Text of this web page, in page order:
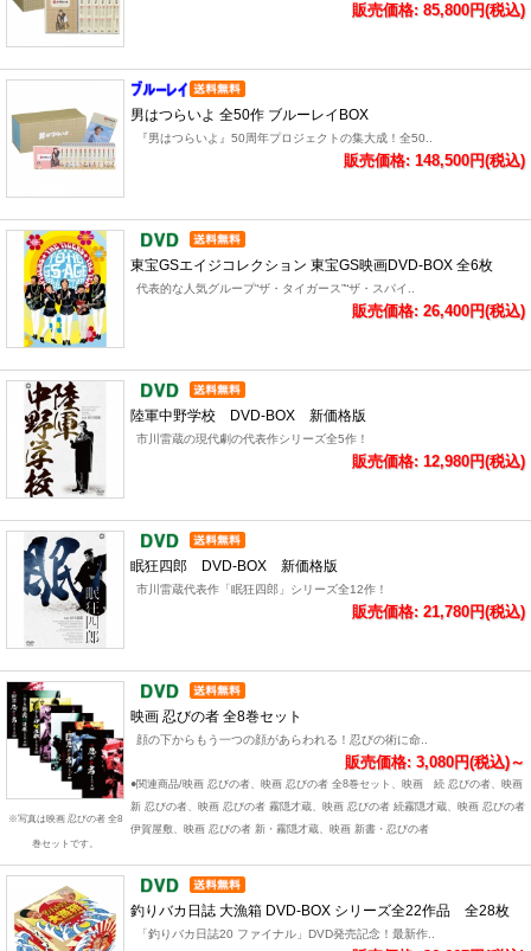
販売価格: 85,800円(税込)
男はつらいよ 全50作 ブルーレイBOX
『男はつらいよ』50周年プロジェクトの集大成！全50..
販売価格: 148,500円(税込)
東宝GSエイジコレクション 東宝GS映画DVD-BOX 全6枚
代表的な人気グループ“ザ・タイガース”“ザ・スパイ..
販売価格: 26,400円(税込)
陸軍中野学校 DVD-BOX 新価格版
市川雷蔵の現代劇の代表作シリーズ全5作！
販売価格: 12,980円(税込)
眠狂四郎 DVD-BOX 新価格版
市川雷蔵代表作「眠狂四郎」シリーズ全12作！
販売価格: 21,780円(税込)
※写真は映画 忍びの者 全8
巻セットです。
映画 忍びの者 全8巻セット
顔の下からもう一つの顔があらわれる！忍びの術に命..
販売価格: 3,080円(税込)～
●関連商品/映画 忍びの者、映画 忍びの者 全8巻セット、映画 続 忍びの者、映画
新 忍びの者、映画 忍びの者 霧隠才蔵、映画 忍びの者 続霧隠才蔵、映画 忍びの者
伊賀屋敷、映画 忍びの者 新・霧隠才蔵、映画 新書・忍びの者
釣りバカ日誌 大漁箱 DVD-BOX シリーズ全22作品 全28枚
「釣りバカ日誌20 ファイナル」DVD発売記念！最新作..